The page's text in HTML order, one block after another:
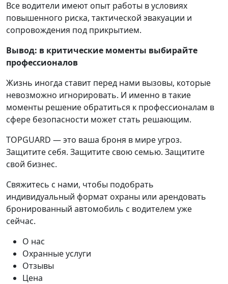
Все водители имеют опыт работы в условиях
повышенного риска, тактической эвакуации и
сопровождения под прикрытием.
Вывод: в критические моменты выбирайте
профессионалов
Жизнь иногда ставит перед нами вызовы, которые
невозможно игнорировать. И именно в такие
моменты решение обратиться к профессионалам в
сфере безопасности может стать решающим.
TOPGUARD — это ваша броня в мире угроз.
Защитите себя. Защитите свою семью. Защитите
свой бизнес.
Свяжитесь с нами, чтобы подобрать
индивидуальный формат охраны или арендовать
бронированный автомобиль с водителем уже
сейчас.
О нас
Охранные услуги
Отзывы
Цена